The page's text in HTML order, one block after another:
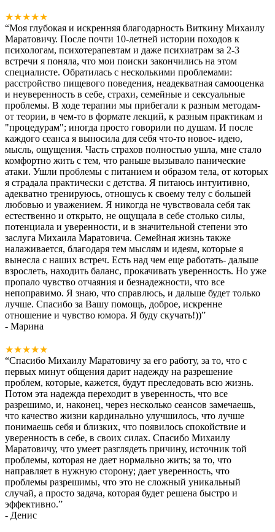
★★★★★
“Моя глубокая и искренняя благодарность Виткину Михаилу
Маратовичу. После почти 10-летней истории походов к
психологам, психотерапевтам и даже психиатрам за 2-3
встречи я поняла, что мои поиски закончились на этом
специалисте. Обратилась с несколькими проблемами:
расстройство пищевого поведения, неадекватная самооценка
и неуверенность в себе, страхи, семейные и сексуальные
проблемы. В ходе терапии мы прибегали к разным методам-
от теории, в чем-то в формате лекций, к разным практикам и
"процедурам"; иногда просто говорили по душам. И после
каждого сеанса я выносила для себя что-то новое- идею,
мысль, ощущения. Часть страхов полностью ушла, мне стало
комфортно жить с тем, что раньше вызывало панические
атаки. Ушли проблемы с питанием и образом тела, от которых
я страдала практически с детства. Я питаюсь интуитивно,
адекватно тренируюсь, отношусь к своему телу с большей
любовью и уважением. Я никогда не чувствовала себя так
естественно и открыто, не ощущала в себе столько силы,
потенциала и уверенности, и в значительной степени это
заслуга Михаила Маратовича. Семейная жизнь также
налаживается, благодаря тем мыслям и идеям, которые я
вынесла с наших встреч. Есть над чем еще работать- дальше
взрослеть, находить баланс, прокачивать уверенность. Но уже
пропало чувство отчаяния и безнадежности, что все
непоправимо. Я знаю, что справлюсь, и дальше будет только
лучше. Спасибо за Вашу помощь, доброе, искренне
отношение и чувство юмора. Я буду скучать!))”
- Марина
★★★★★
“Спасибо Михаилу Маратовичу за его работу, за то, что с
первых минут общения дарит надежду на разрешение
проблем, которые, кажется, будут преследовать всю жизнь.
Потом эта надежда переходит в уверенность, что все
разрешимо, и, наконец, через несколько сеансов замечаешь,
что качество жизни кардинально улучшилось, что лучше
понимаешь себя и близких, что появилось спокойствие и
уверенность в себе, в своих силах. Спасибо Михаилу
Маратовичу, что умеет разглядеть причину, источник той
проблемы, которая не дает нормально жить; за то, что
направляет в нужную сторону; дает уверенность, что
проблемы разрешимы, что это не сложный уникальный
случай, а просто задача, которая будет решена быстро и
эффективно.”
- Денис